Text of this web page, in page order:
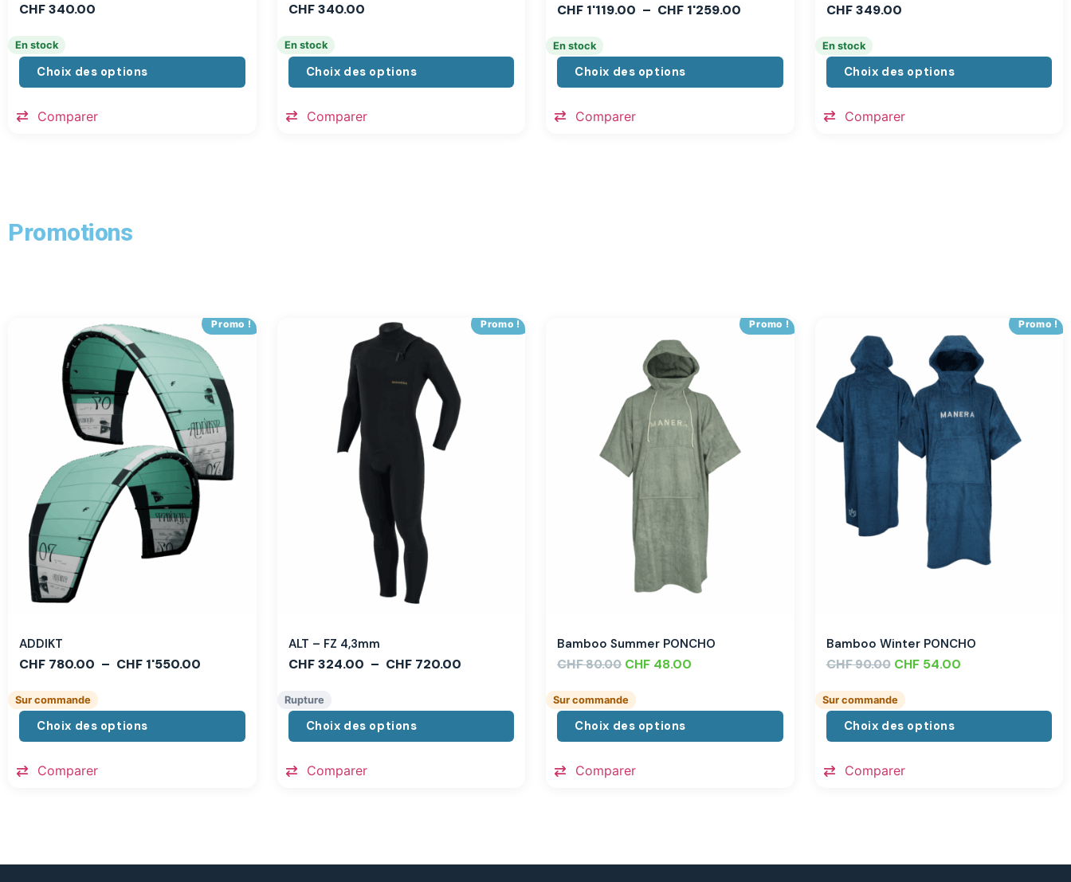
CHF340.00
En stock
Choix des options
Comparer
CHF340.00
En stock
Choix des options
Comparer
CHF 1'119.00 – CHF 1'259.00
En stock
Choix des options
Comparer
CHF349.00
En stock
Choix des options
Comparer
Promotions
Promo !
ADDIKT
CHF 780.00 – CHF 1'550.00
Sur commande
Choix des options
Comparer
Promo !
ALT – FZ 4,3mm
CHF324.00 – CHF720.00
Rupture
Choix des options
Comparer
Promo !
Bamboo Summer PONCHO
CHF80.00 CHF 48.00
Sur commande
Choix des options
Comparer
Promo !
Bamboo Winter PONCHO
CHF90.00 CHF54.00
Sur commande
Choix des options
Comparer